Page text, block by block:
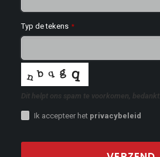
Typ de tekens *
Dit helpt ons spam te voorkomen, bedankt.
Ik accepteer het privacybeleid